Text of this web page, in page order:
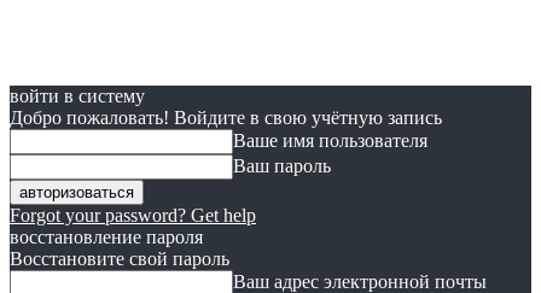
войти в систему
Добро пожаловать! Войдите в свою учётную запись
Ваше имя пользователя
Ваш пароль
Forgot your password? Get help
восстановление пароля
Восстановите свой пароль
Ваш адрес электронной почты